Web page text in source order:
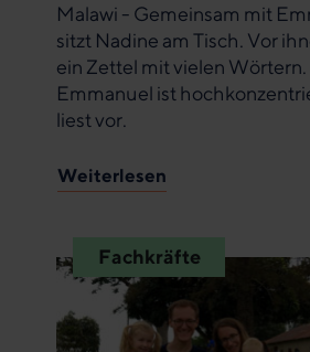
Malawi - Gemeinsam mit
sitzt Nadine am Tisch. Vor
ein Zettel mit vielen Wörtern.
Emmanuel ist
liest vor.
Weiterlesen
Fachkräfte